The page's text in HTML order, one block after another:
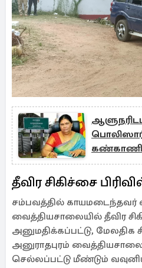
தீவிர சிகிச்சை
சம்பவத்தில் காயமடைந்தவர்
வைத்தியசாலையில் தீவிர
அனுமதிக்கப்பட்டு, மேலதிக
அனுராதபுரம்
செல்லப்பட்டு மீண்டும்